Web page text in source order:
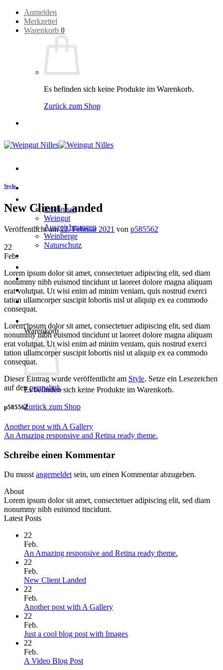
Zum
Inhalt
springen
Anmelden
Merkzettel
Warenkorb 0
Es befinden sich keine Produkte im Warenkorb.
Zurück zum Shop
Erlebnisse
Weingut
Auszeichnungen
Weinberge
Naturschutz
Bildergalerie
News
Kontakt
Warenkorb
Es befinden sich keine Produkte im Warenkorb.
Zurück zum Shop
Style
New Client Landed
Veröffentlicht am22. Februar 2021 von p585562
22
Feb.
Lorem ipsum dolor sit amet, consectetuer adipiscing elit, sed diam
nonummy nibh euismod tincidunt ut laoreet dolore magna aliquam
erat volutpat. Ut wisi enim ad minim veniam, quis nostrud exerci
tation ullamcorper suscipit lobortis nisl ut aliquip ex ea commodo
consequat.
Lorem ipsum dolor sit amet, consectetuer adipiscing elit, sed diam
nonummy nibh euismod tincidunt ut laoreet dolore magna aliquam
erat volutpat. Ut wisi enim ad minim veniam, quis nostrud exerci
tation ullamcorper suscipit lobortis nisl ut aliquip ex ea commodo
consequat.
Dieser Eintrag wurde veröffentlicht am Style. Setze ein Lesezeichen
auf denpermalink.
p585562
Another post with A Gallery
An Amazing responsive and Retina ready theme.
Schreibe einen Kommentar
Du musst angemeldet sein, um einen Kommentar abzugeben.
About
Lorem ipsum dolor sit amet, consectetuer adipiscing elit, sed diam
nonummy nibh euismod tincidunt.
Latest Posts
22
Feb.
An Amazing responsive and Retina ready theme.
22
Feb.
New Client Landed
New
22
Feb.
Another post with A GalleryKeine
Another
22
Feb.
Just a cool blog post with ImagesKeine
22
Feb.
A Video Blog PostKeine